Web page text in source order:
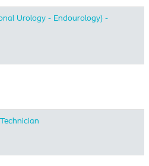
Urology - Endourology) -